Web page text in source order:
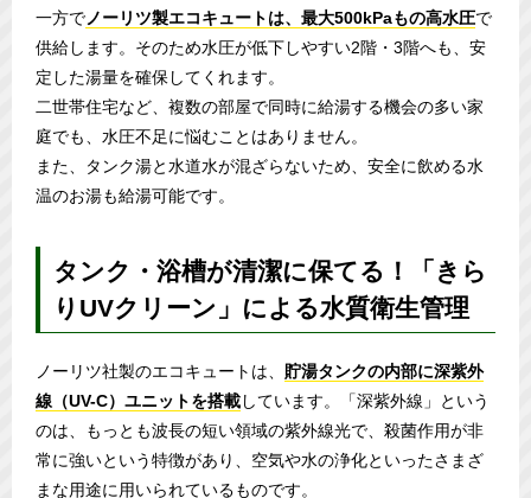
一方でノーリツ製エコキュートは、最大500kPaもの高水圧で
供給します。そのため水圧が低下しやすい2階・3階へも、安
定した湯量を確保してくれます。
二世帯住宅など、複数の部屋で同時に給湯する機会の多い家
庭でも、水圧不足に悩むことはありません。
また、タンク湯と水道水が混ざらないため、安全に飲める水
温のお湯も給湯可能です。
タンク・浴槽が清潔に保てる！「きら
りUVクリーン」による水質衛生管理
ノーリツ社製のエコキュートは、 貯湯タンクの内部に深紫外
線（UV-C）ユニットを搭載しています。「深紫外線」という
のは、もっとも波長の短い領域の紫外線光で、殺菌作用が非
常に強いという特徴があり、空気や水の浄化といったさまざ
まな用途に用いられているものです。